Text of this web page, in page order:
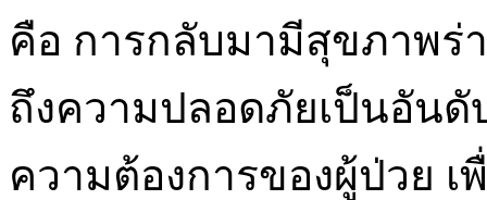
คือ การกลับมามีสุขภาพร่
ถึงความปลอดภัยเป็นอันดั
ความต้องการของผู้ป่วย